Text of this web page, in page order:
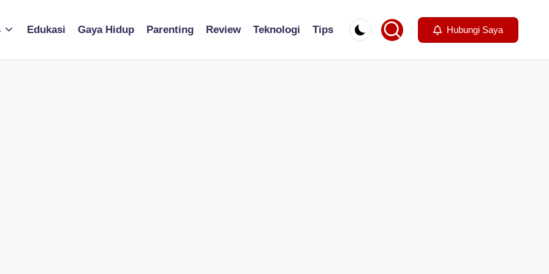
Edukasi Gaya Hidup Parenting Review Teknologi Tips Hubungi Saya